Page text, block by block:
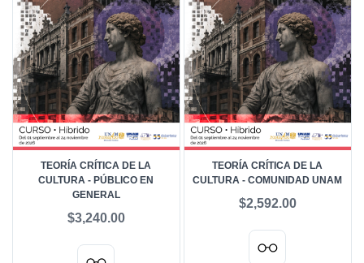
TEORÍA CRÍTICA DE LA
CULTURA - PÚBLICO EN
GENERAL
$3,240.00
TEORÍA CRÍTICA DE LA
CULTURA - COMUNIDAD UNAM
$2,592.00